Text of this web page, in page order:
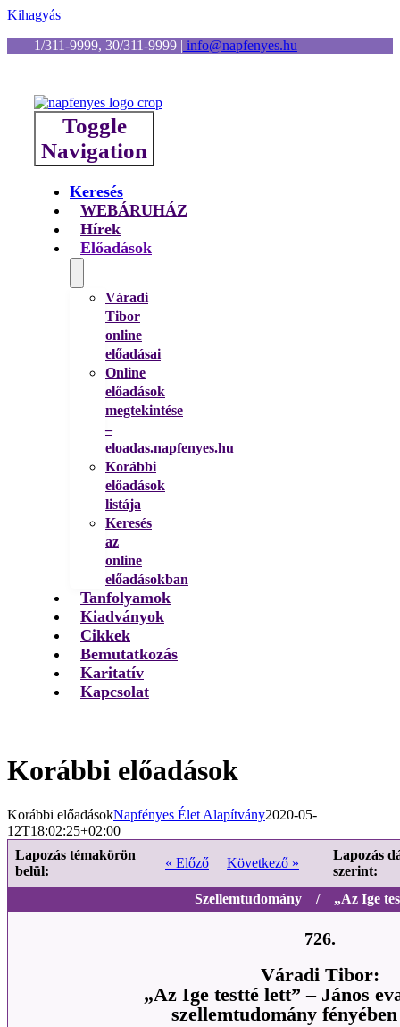
Kihagyás
1/311-9999, 30/311-9999 | info@napfenyes.hu
Toggle
Navigation
Keresés
WEBÁRUHÁZ
Hírek
Előadások
Váradi
Tibor
online
előadásai
Online
előadások
megtekintése
–
eloadas.napfenyes.hu
Korábbi
előadások
listája
Keresés
az
online
előadásokban
Tanfolyamok
Kiadványok
Cikkek
Bemutatkozás
Karitatív
Kapcsolat
Korábbi előadások
Korábbi előadásokNapfényes Élet Alapítvány2020-05-
12T18:02:25+02:00
Lapozás témakörön
belül:
« Előző Következő »
Lapozás
szerint:
Szellemtudomány / „Az Ige
726.
Váradi Tibor:
„Az Ige testté lett” – János
szellemtudomány